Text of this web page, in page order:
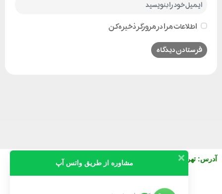
اطلاعات مرا در مرورگر ذخیره کن
آدرس: تهران خیابان نصرت شرقی بعد از جمالزاده پلاک 130 واحد3
مشاوره از طریق واتس آپ